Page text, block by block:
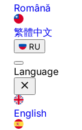
Română
繁體中文
RU
Language
English